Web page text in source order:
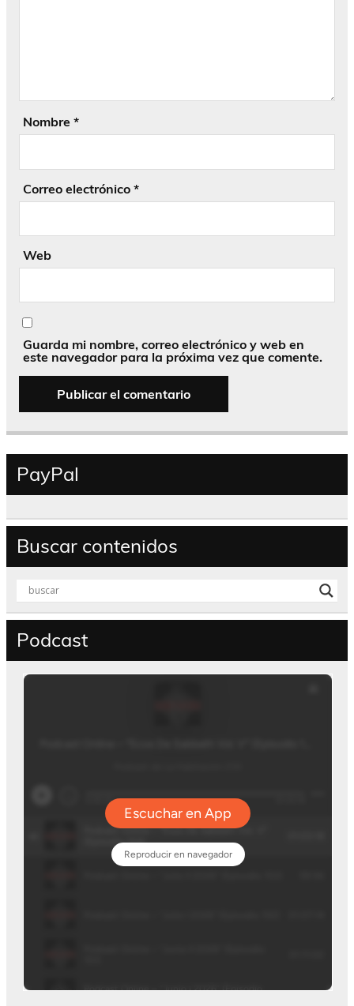
Nombre *
Correo electrónico *
Web
Guarda mi nombre, correo electrónico y web en
este navegador para la próxima vez que comente.
PayPal
Buscar contenidos
Podcast